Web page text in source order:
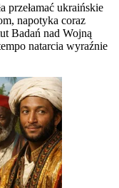
przełamać ukraińskie
napotyka coraz
Badań nad Wojną
natarcia wyraźnie